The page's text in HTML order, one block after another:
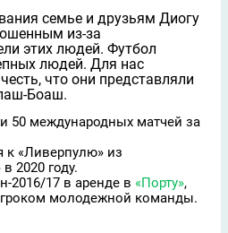
семье и друзьям Диогу
из‑за
этих людей. Футбол
людей. Для нас
что они представляли
50 международных матчей за
к «Ливерпулю» из
2020 году.
2016/17 в аренде в «Порту»,
молодежной команды.